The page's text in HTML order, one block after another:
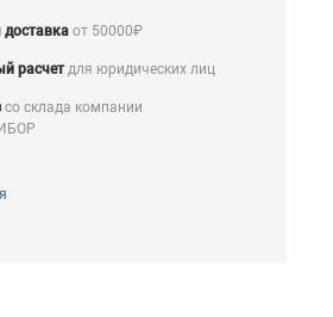
доставка от 50000₽
расчетдля юридических лиц
со склада компании